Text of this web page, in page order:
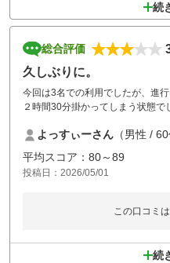
続
総合評価
久しぶりに。
今回は3名での利用でしたが、進
２時間30分掛かってしまう状態
も難しいところに切ってあり、油
機会があればまた利用したいです。
よっすぃーさん （男性 / 60
平均スコア：80～89
投稿日：2026/05/01
この口コミ
続